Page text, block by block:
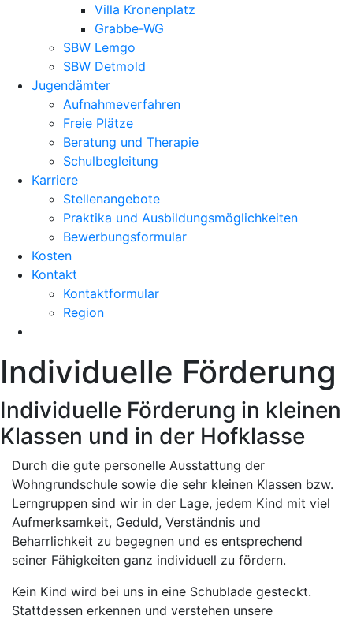
Villa Kronenplatz
Grabbe-WG
SBW Lemgo
SBW Detmold
Jugendämter
Aufnahmeverfahren
Freie Plätze
Beratung und Therapie
Schulbegleitung
Karriere
Stellenangebote
Praktika und Ausbildungsmöglichkeiten
Bewerbungsformular
Kosten
Kontakt
Kontaktformular
Region
Individuelle Förderung
Individuelle Förderung in kleinen
Klassen und in der Hofklasse
Durch die gute personelle Ausstattung der
Wohngrundschule sowie die sehr kleinen Klassen bzw.
Lerngruppen sind wir in der Lage, jedem Kind mit viel
Aufmerksamkeit, Geduld, Verständnis und
Beharrlichkeit zu begegnen und es entsprechend
seiner Fähigkeiten ganz individuell zu fördern.
Kein Kind wird bei uns in eine Schublade gesteckt.
Stattdessen erkennen und verstehen unsere